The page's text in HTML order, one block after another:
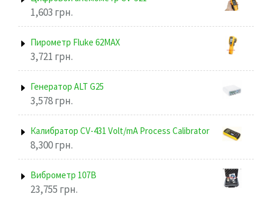
1,603 грн.
Пирометр Fluke 62MAX
3,721 грн.
Генератор ALT G25
3,578грн.
Калибратор CV-431 Volt/mA Process Calibrator
8,300грн.
Виброметр 107В
23,755 грн.